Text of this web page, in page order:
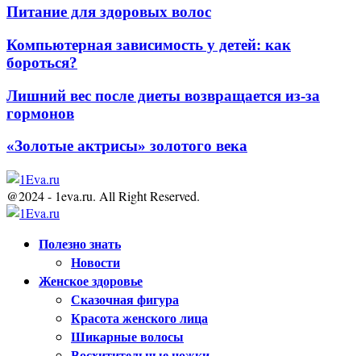
Питание для здоровых волос
Компьютерная зависимость у детей: как
бороться?
Лишний вес после диеты возвращается из-за
гормонов
«Золотые актрисы» золотого века
@2024 - 1eva.ru. All Right Reserved.
Полезно знать
Новости
Женское здоровье
Сказочная фигура
Красота женского лица
Шикарные волосы